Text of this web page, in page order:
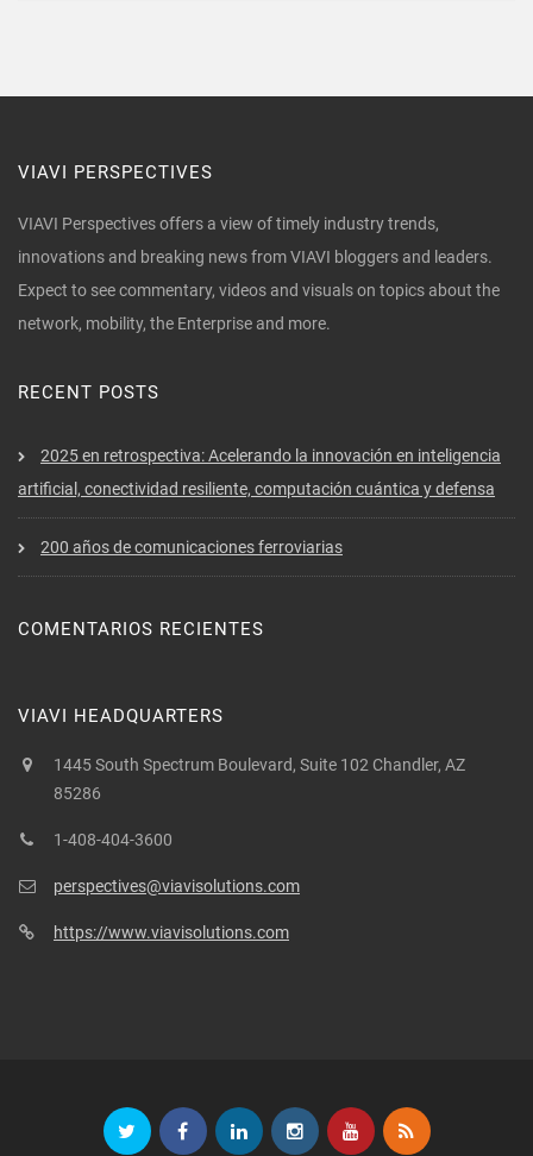
VIAVI PERSPECTIVES
VIAVI Perspectives offers a view of timely industry trends,
innovations and breaking news from VIAVI bloggers and leaders.
Expect to see commentary, videos and visuals on topics about the
network, mobility, the Enterprise and more.
RECENT POSTS
2025 en retrospectiva: Acelerando la innovación en inteligencia
artificial, conectividad resiliente, computación cuántica y defensa
200 años de comunicaciones ferroviarias
COMENTARIOS RECIENTES
VIAVI HEADQUARTERS
1445 South Spectrum Boulevard, Suite 102 Chandler, AZ
85286
1-408-404-3600
perspectives@viavisolutions.com
https://www.viavisolutions.com